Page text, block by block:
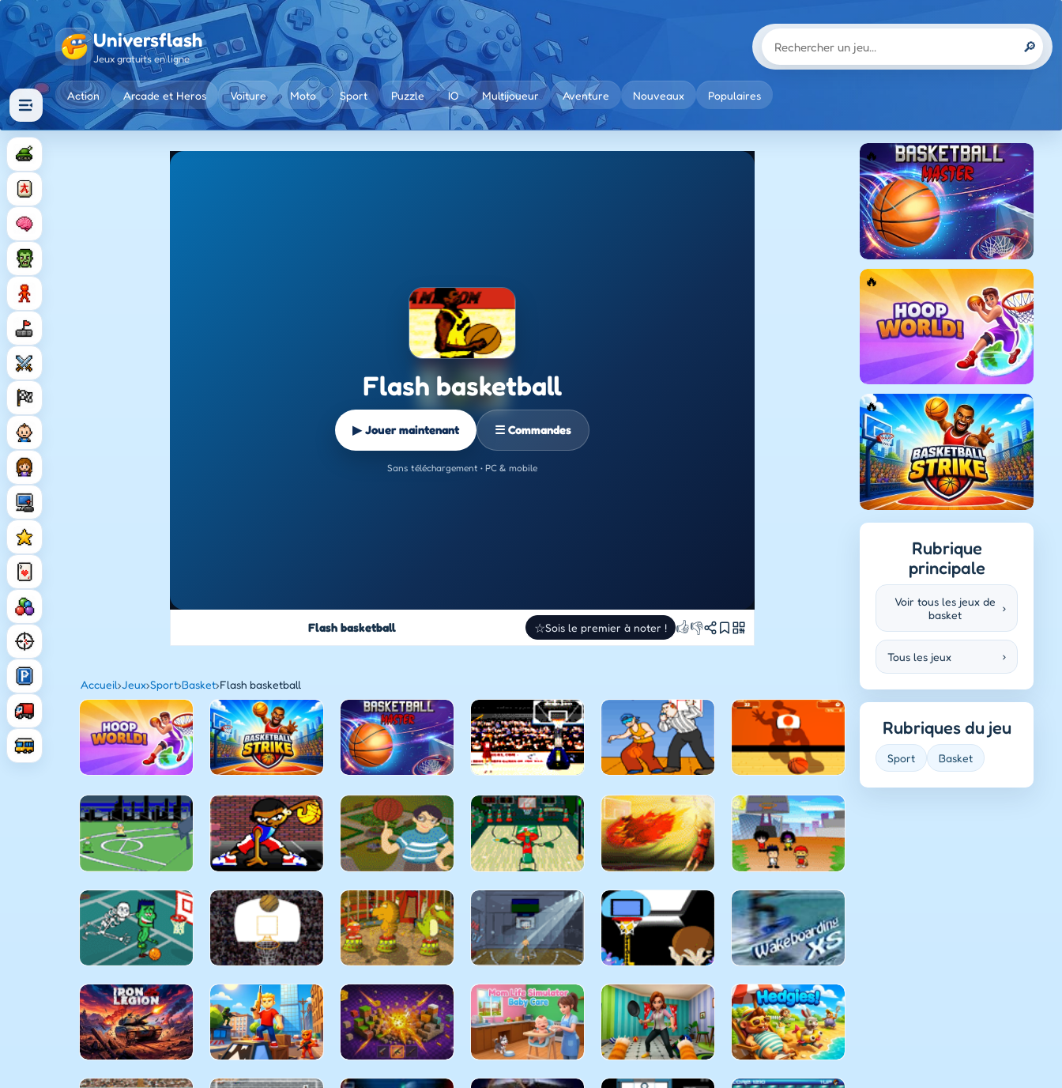
Universflash
Jeux gratuits en ligne
🔎
Action Arcade et Heros Voiture Moto Sport Puzzle IO Multijoueur Aventure Nouveaux Populaires
Flash basketball
▶ Jouer maintenant ☰ Commandes
Sans téléchargement • PC & mobile
Flash basketball ☆Sois le premier à noter ! 👍👎
Accueil›Jeux›Sport›Basket›Flash basketball
Rubrique
principale
Voir tous les jeux de
basket
›
Tous les jeux ›
Rubriques du jeu
Sport Basket